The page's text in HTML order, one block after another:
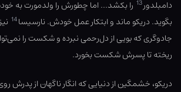
دامبلدور13را بکشد… اما چطورش را ولدمورت به
بگوید. دریکو ماند و ابتکار عمل خودش. نارسیسا14نیز
جادوگری که بویی از دل‌رحمی نبرده و شکست را
ریخته تا پسرش شکست بخورد.
دریکو، خشمگین از دنیایی که انگار ناگهان از پدرش